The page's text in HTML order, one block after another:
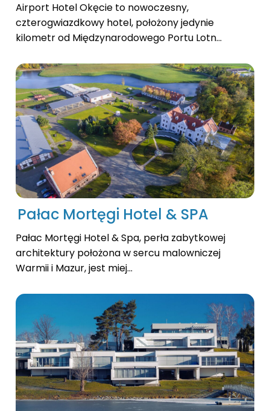
Airport Hotel Okęcie to nowoczesny,
czterogwiazdkowy hotel, położony jedynie
kilometr od Międzynarodowego Portu Lotn...
Pałac Mortęgi Hotel & SPA
Pałac Mortęgi Hotel & Spa, perła zabytkowej
architektury położona w sercu malowniczej
Warmii i Mazur, jest miej...